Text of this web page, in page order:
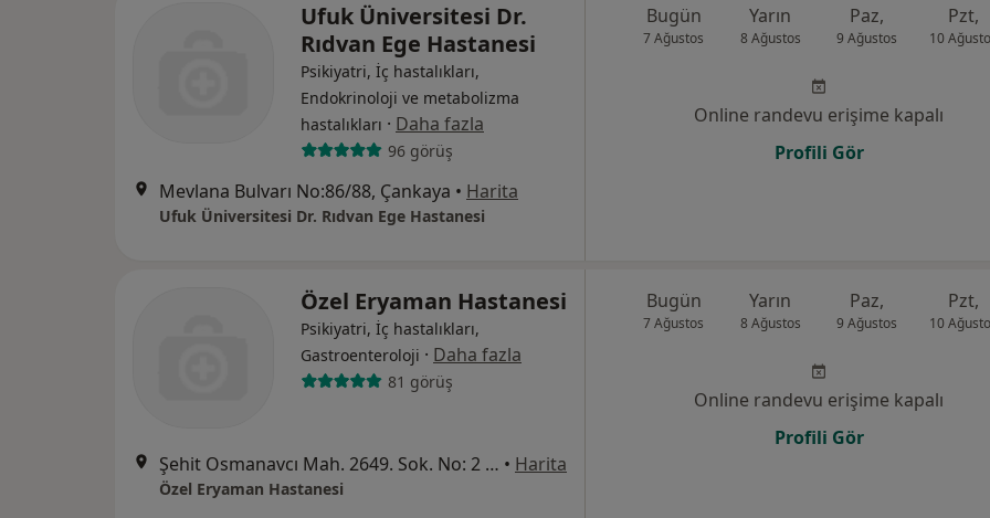
Ufuk Üniversitesi Dr.
Rıdvan Ege Hastanesi
Psikiyatri, İç hastalıkları,
Endokrinoloji ve metabolizma
hastalıkları · Daha fazla
96 görüş
Mevlana Bulvarı No:86/88, Çankaya • Harita
Ufuk Üniversitesi Dr. Rıdvan Ege Hastanesi
Bugün
7 Ağustos
Yarın
8 Ağustos
Paz,
9 Ağustos
Pzt,
10
Online randevu erişime kapalı
Profili Gör
Özel Eryaman Hastanesi
Psikiyatri, İç hastalıkları,
Gastroenteroloji · Daha fazla
81 görüş
Şehit Osmanavcı Mah. 2649. Sok. No: 2 Eryaman (1.Etap), Etimesgut • Harita
Özel Eryaman Hastanesi
Bugün
7 Ağustos
Yarın
8 Ağustos
Paz,
9 Ağustos
Pzt,
10
Online randevu erişime kapalı
Profili Gör